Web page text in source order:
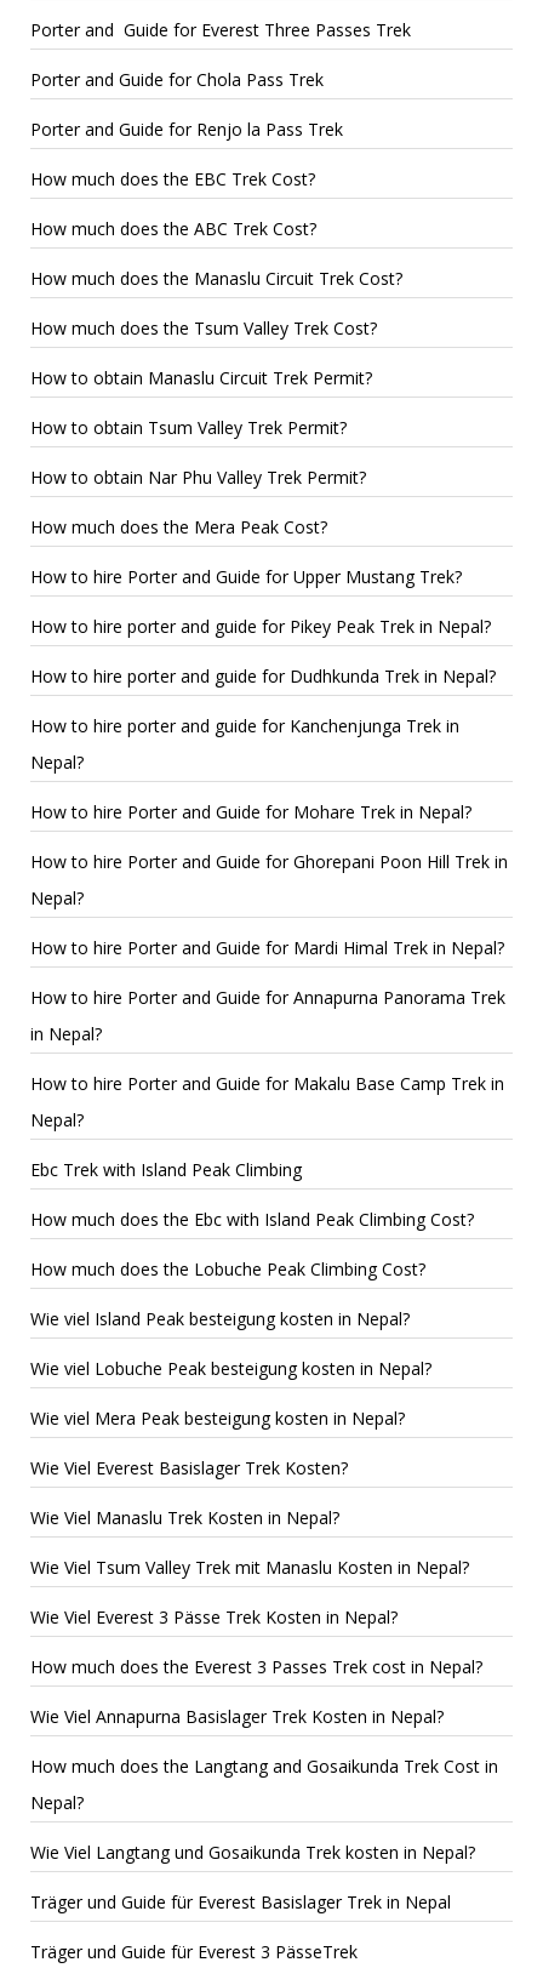
Porter and Guide for Everest Three Passes Trek
Porter and Guide for Chola Pass Trek
Porter and Guide for Renjo la Pass Trek
How much does the EBC Trek Cost?
How much does the ABC Trek Cost?
How much does the Manaslu Circuit Trek Cost?
How much does the Tsum Valley Trek Cost?
How to obtain Manaslu Circuit Trek Permit?
How to obtain Tsum Valley Trek Permit?
How to obtain Nar Phu Valley Trek Permit?
How much does the Mera Peak Cost?
How to hire Porter and Guide for Upper Mustang Trek?
How to hire porter and guide for Pikey Peak Trek in Nepal?
How to hire porter and guide for Dudhkunda Trek in Nepal?
How to hire porter and guide for Kanchenjunga Trek in
Nepal?
How to hire Porter and Guide for Mohare Trek in Nepal?
How to hire Porter and Guide for Ghorepani Poon Hill Trek in
Nepal?
How to hire Porter and Guide for Mardi Himal Trek in Nepal?
How to hire Porter and Guide for Annapurna Panorama Trek
in Nepal?
How to hire Porter and Guide for Makalu Base Camp Trek in
Nepal?
Ebc Trek with Island Peak Climbing
How much does the Ebc with Island Peak Climbing Cost?
How much does the Lobuche Peak Climbing Cost?
Wie viel Island Peak besteigung kosten in Nepal?
Wie viel Lobuche Peak besteigung kosten in Nepal?
Wie viel Mera Peak besteigung kosten in Nepal?
Wie Viel Everest Basislager Trek Kosten?
Wie Viel Manaslu Trek Kosten in Nepal?
Wie Viel Tsum Valley Trek mit Manaslu Kosten in Nepal?
Wie Viel Everest 3 Pässe Trek Kosten in Nepal?
How much does the Everest 3 Passes Trek cost in Nepal?
Wie Viel Annapurna Basislager Trek Kosten in Nepal?
How much does the Langtang and Gosaikunda Trek Cost in
Nepal?
Wie Viel Langtang und Gosaikunda Trek kosten in Nepal?
Träger und Guide für Everest Basislager Trek in Nepal
Träger und Guide für Everest 3 PässeTrek